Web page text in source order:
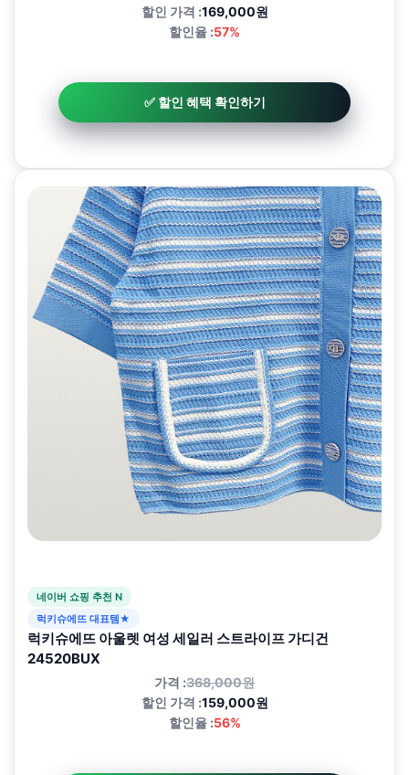
할인 가격 :169,000원
할인율 :57%
✅ 할인 혜택 확인하기
네이버 쇼핑 추천 N
럭키슈에뜨 대표템★
럭키슈에뜨 아울렛 여성 세일러 스트라이프 가디건
24520BUX
가격 :368,000원
할인 가격 :159,000원
할인율 :56%